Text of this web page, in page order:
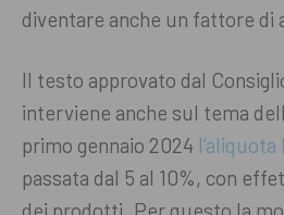
diventare anche un fattore di
Il testo approvato dal
interviene anche sul tema
primo gennaio 2024 l’aliquota
passata dal 5 al 10%, con
dei prodotti. Per questo la